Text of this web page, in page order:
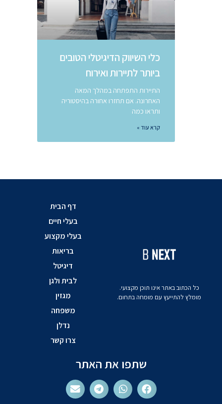
כלי השיווק הדיגיטלי הטובים
ביותר לתיירות ואירוח
התיירות התפתחה במהלך המאה
האחרונה. אם תחזרו אחורה בהיסטוריה
ותראו כמה
קרא עוד »
כל הכתוב באתר אינו תוכן מקצועי.
מומלץ להתייעץ עם מומחה בתחום.
דף הבית
בעלי חיים
בעלי מקצוע
בריאות
דיגיטל
לבית ולגן
מגזין
משפחה
נדלן
צרו קשר
שתפו את האתר